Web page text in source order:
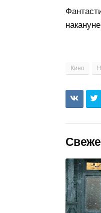
Кино